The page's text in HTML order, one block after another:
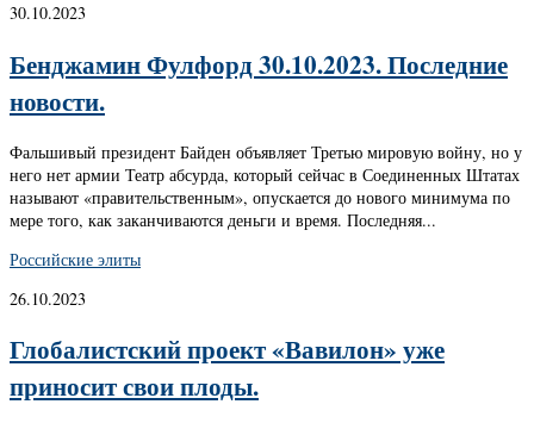
30.10.2023
Бенджамин Фулфорд 30.10.2023. Последние
новости.
Фальшивый президент Байден объявляет Третью мировую войну, но у
него нет армии Театр абсурда, который сейчас в Соединенных Штатах
называют «правительственным», опускается до нового минимума по
мере того, как заканчиваются деньги и время. Последняя...
Российские элиты
26.10.2023
Глобалистский проект «Вавилон» уже
приносит свои плоды.